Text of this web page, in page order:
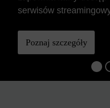
serwisów
Poznaj szczegóły